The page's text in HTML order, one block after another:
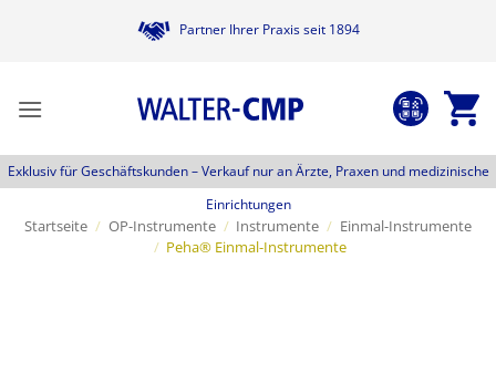
Partner Ihrer Praxis seit 1894
Exklusiv für Geschäftskunden –Verkauf nur an Ärzte, Praxen und medizinische
Einrichtungen
Startseite / OP-Instrumente / Instrumente / Einmal-Instrumente
/ Peha® Einmal-Instrumente